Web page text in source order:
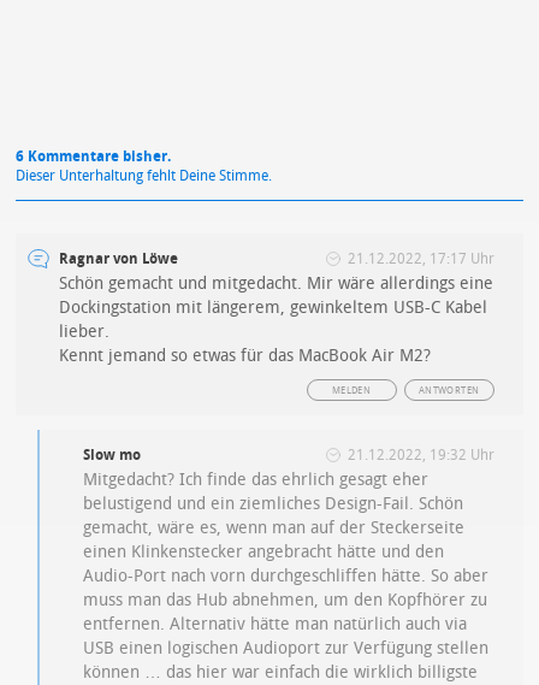
6 Kommentare bisher.
Dieser Unterhaltung fehlt Deine Stimme.
Ragnar von Löwe 21.12.2022, 17:17 Uhr
Schön gemacht und mitgedacht. Mir wäre allerdings eine
Dockingstation mit längerem, gewinkeltem USB-C Kabel
lieber.
Kennt jemand so etwas für das MacBook Air M2?
ANTWORTEN
MELDEN
Slow mo 21.12.2022, 19:32 Uhr
Mitgedacht? Ich finde das ehrlich gesagt eher
belustigend und ein ziemliches Design-Fail. Schön
gemacht, wäre es, wenn man auf der Steckerseite
einen Klinkenstecker angebracht hätte und den
Audio-Port nach vorn durchgeschliffen hätte. So aber
muss man das Hub abnehmen, um den Kopfhörer zu
entfernen. Alternativ hätte man natürlich auch via
USB einen logischen Audioport zur Verfügung stellen
können … das hier war einfach die wirklich billigste